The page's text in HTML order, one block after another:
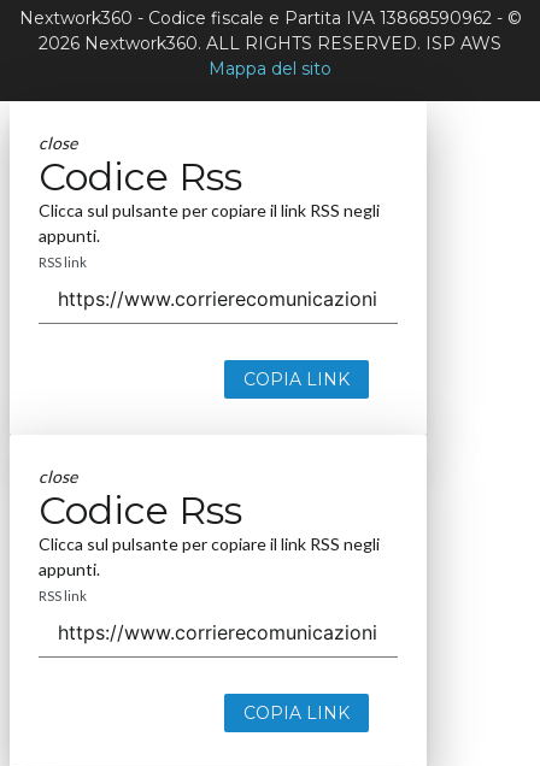
Nextwork360 - Codice fiscale e Partita IVA 13868590962 - ©
2026 Nextwork360. ALL RIGHTS RESERVED. ISP AWS
Mappa del sito
close
Codice Rss
Clicca sul pulsante per copiare il link RSS negli
appunti.
RSS link
COPIA LINK
close
Codice Rss
Clicca sul pulsante per copiare il link RSS negli
appunti.
RSS link
COPIA LINK